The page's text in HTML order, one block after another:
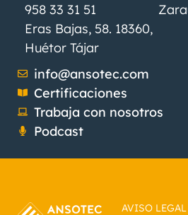
958 33 31 51
Eras Bajas, 58. 18360,
Huétor Tájar
info@ansotec.com
Certificaciones
Trabaja con nosotros
Podcast
AVISO LEGAL